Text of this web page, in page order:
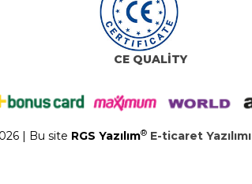
CE QUALİTY
| Bu site RGS Yazılım® E-ticaret Yazılımı